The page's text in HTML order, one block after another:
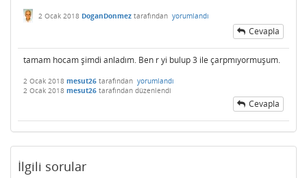
2 Ocak 2018 DoganDonmez tarafından yorumlandı
Cevapla
tamam hocam şimdi anladım. Ben r yi bulup 3 ile çarpmıyormuşum.
2 Ocak 2018 mesut26 tarafından yorumlandı
2 Ocak 2018 mesut26 tarafından düzenlendi
Cevapla
İlgili sorular